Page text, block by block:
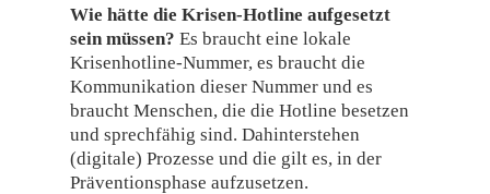
Wie hätte die Krisen-Hotline aufgesetzt
sein müssen? Es braucht eine lokale
Krisenhotline-Nummer, es braucht die
Kommunikation dieser Nummer und es
braucht Menschen, die die Hotline besetzen
und sprechfähig sind. Dahinterstehen
(digitale) Prozesse und die gilt es, in der
Präventionsphase aufzusetzen.